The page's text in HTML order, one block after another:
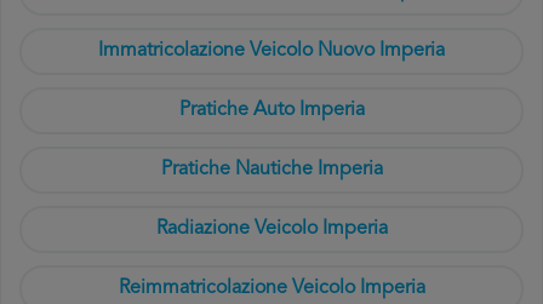
Immatricolazione Veicolo Nuovo Imperia
Pratiche Auto Imperia
Pratiche Nautiche Imperia
Radiazione Veicolo Imperia
Reimmatricolazione Veicolo Imperia